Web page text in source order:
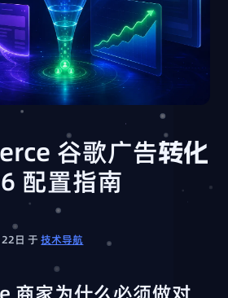
谷歌广告转化
配置指南
22日于技术导航
商家为什么必须做对